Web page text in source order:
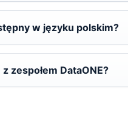
w języku polskim?
zespołem DataONE?